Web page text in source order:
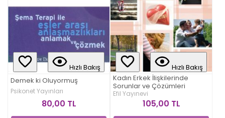
Hızlı Bakış
Demek ki Oluyormuş
Psikonet Yayınları
80,00 TL
Hızlı Bakış
Kadın Erkek İlişkilerinde
Sorunlar ve Çözümleri
Efil Yayınevi
105,00 TL